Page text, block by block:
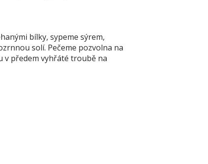
bílky, sypeme sýrem,
solí. Pečeme pozvolna na
v předem vyhřáté troubě na